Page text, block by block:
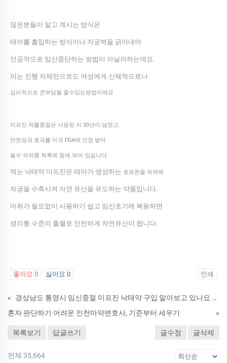
많은분들이 알고 계시는 방식은
태아를 흡입하는 방식이나 자궁벽을 긁어내어
인공적으로 임신중단하는 방법이 아닐까하는데요.
이는 진행 자체만으로도 여성에게 신체적으로나
심리적으로 큰부담을 줄수있는방법이에요
미프진 약물중절은 사용된 지 30년이 넘었고
안전성과 효과를 미국 FDA에 인정 받아
필수 의약품 목록에 등재 되어 있습니다
먹는 낙태약 미프진은 태아가 생성하는 호르몬을 억제해
자궁을 수축시켜 자연 유산을 유도하는 약품입니다.
마취가 필요없이 사용하기 쉽고 임신초기에 복용하면
생리통 수준의 출혈로 안전하게 자연유산이 됩니다.
좋아요 0 싫어요 0 인쇄
«
경상남도 통영시 임신중절 미프진 낙태약 구입 알아보고 있나요 임신초기약물낙태가능한시기
혼자 판단하기 어려운 인천마약변호사, 기준부터 세우기
»
목록보기 답글쓰기 글수정 글삭제
전체 35,664